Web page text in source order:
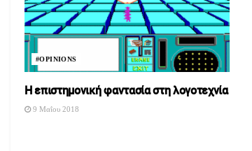
#OPINIONS
Η επιστημονική φαντασία στη λογοτεχνία
9 Μαΐου 2018